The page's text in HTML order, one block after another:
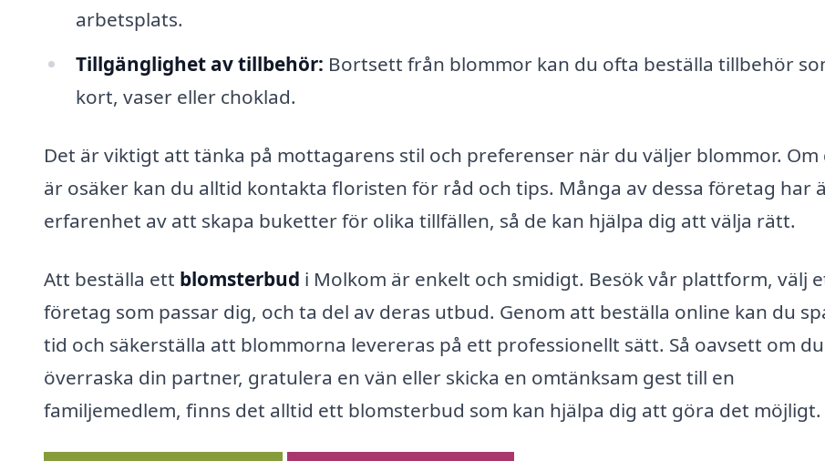
arbetsplats.
Tillgänglighet av tillbehör: Bortsett från blommor kan du ofta beställa tillbehör
kort, vaser eller choklad.
Det är viktigt att tänka på mottagarens stil och preferenser när du väljer blommor. Om
är osäker kan du alltid kontakta floristen för råd och tips. Många av dessa företag har
erfarenhet av att skapa buketter för olika tillfällen, så de kan hjälpa dig att välja rätt.
Att beställa ett blomsterbud i Molkom är enkelt och smidigt. Besök vår plattform, välj
företag som passar dig, och ta del av deras utbud. Genom att beställa online kan du
tid och säkerställa att blommorna levereras på ett professionellt sätt. Så oavsett om
överraska din partner, gratulera en vän eller skicka en omtänksam gest till en
familjemedlem, finns det alltid ett blomsterbud som kan hjälpa dig att göra det möjligt.